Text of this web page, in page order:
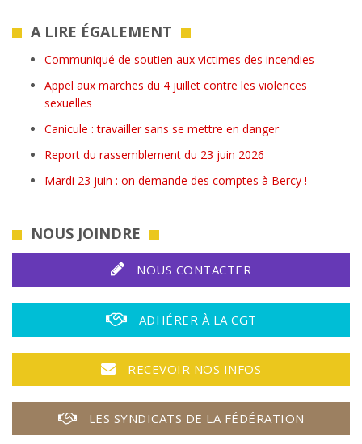
A LIRE ÉGALEMENT
Communiqué de soutien aux victimes des incendies
Appel aux marches du 4 juillet contre les violences
sexuelles
Canicule : travailler sans se mettre en danger
Report du rassemblement du 23 juin 2026
Mardi 23 juin : on demande des comptes à Bercy !
NOUS JOINDRE
NOUS CONTACTER
ADHÉRER À LA CGT
RECEVOIR NOS INFOS
LES SYNDICATS DE LA FÉDÉRATION